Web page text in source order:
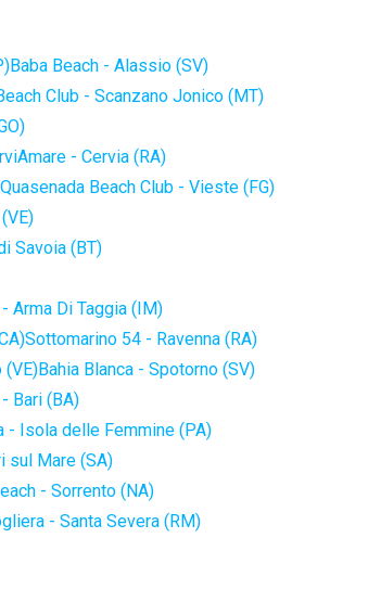
Baba Beach - Alassio (SV)
Club - Scanzano Jonico (MT)
- Cervia (RA)
Quasenada Beach Club - Vieste (FG)
Savoia (BT)
Arma Di Taggia (IM)
Sottomarino 54 - Ravenna (RA)
(VE)Bahia Blanca - Spotorno (SV)
Bari (BA)
- Isola delle Femmine (PA)
sul Mare (SA)
- Sorrento (NA)
- Santa Severa (RM)